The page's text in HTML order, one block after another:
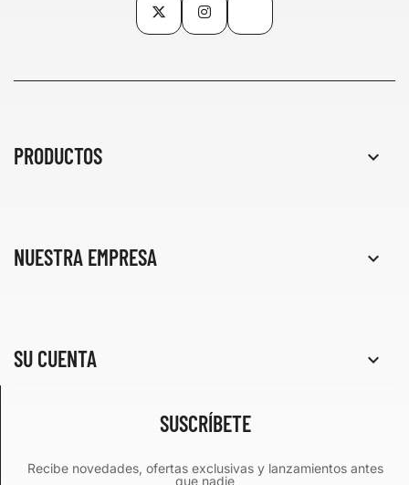
PRODUCTOS 
NUESTRA EMPRESA 
SU CUENTA 
SUSCRÍBETE
Recibe novedades, ofertas exclusivas y lanzamientos antes
que nadie